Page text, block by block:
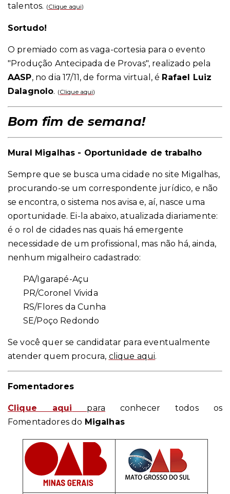
talentos. (Clique aqui)
Sortudo!
O premiado com as vaga-cortesia para o evento
"Produção Antecipada de Provas", realizado pela
AASP, no dia 17/11, de forma virtual, é Rafael Luiz
Dalagnolo. (Clique aqui)
Bom fim de semana!
Mural Migalhas - Oportunidade de trabalho
Sempre que se busca uma cidade no site Migalhas,
procurando-se um correspondente jurídico, e não
se encontra, o sistema nos avisa e, aí, nasce uma
oportunidade. Ei-la abaixo, atualizada diariamente:
é o rol de cidades nas quais há emergente
necessidade de um profissional, mas não há, ainda,
nenhum migalheiro cadastrado:
PA/Igarapé-Açu
PR/Coronel Vivida
RS/Flores da Cunha
SE/Poço Redondo
Se você quer se candidatar para eventualmente
atender quem procura, clique aqui.
Fomentadores
Clique aqui para conhecer todos os
Fomentadores do Migalhas